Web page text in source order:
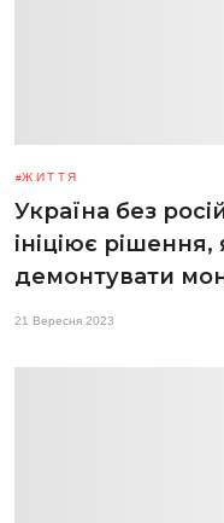
ЖИТТЯ
Україна без
ініціює
демонтувати
21 Вересня 2023